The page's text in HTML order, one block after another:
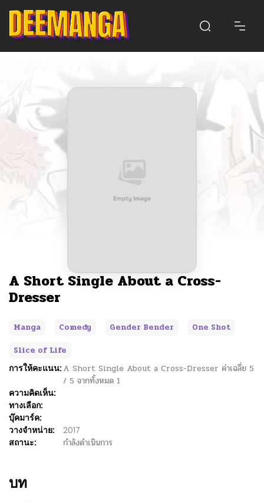
A Short Single About a Cross-
Dresser
Manga Comedy Gender Bender
One Shot
Slice of Life
การให้คะแนน: A Short Single About a Cross-Dresser ค่าเฉลี่ย 5
/ 5 จากทั้งหมด 1
ความคิดเห็น:
ทางเลือก:
บุ๊คมาร์ค:
วางจำหน่าย:
2017
สถานะ:
กำลังดำเนินการ
บท